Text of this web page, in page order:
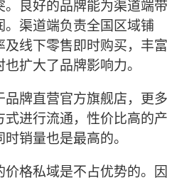
。良好的品牌能为渠道端带
。渠道端负责全国区域铺
及线下零售即时购买，丰富
扩大了品牌影响力。
品牌直营官方旗舰店，更多
式进行流通，性价比高的产
销量也是最高的。
价格私域是不占优势的。因